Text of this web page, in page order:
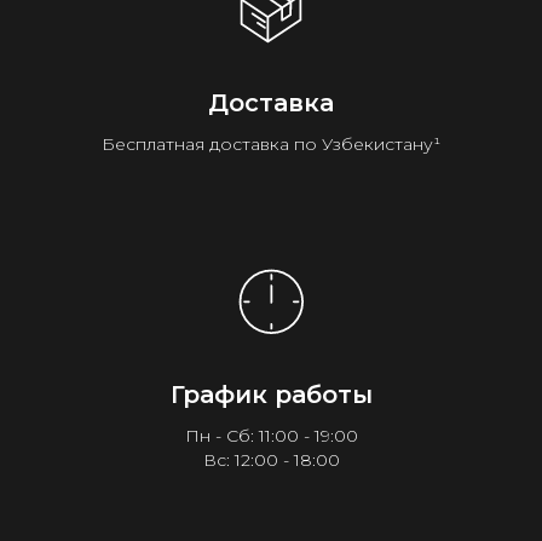
Доставка
Бесплатная доставка по Узбекистану¹
График работы
Пн - Сб: 11:00 - 19:00
Вс: 12:00 - 18:00